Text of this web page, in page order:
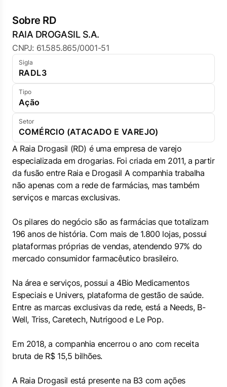
Sobre RD
RAIA DROGASIL S.A.
CNPJ: 61.585.865/0001-51
Sigla
RADL3
Tipo
Ação
Setor
COMÉRCIO (ATACADO E VAREJO)
A Raia Drogasil (RD) é uma empresa de varejo
especializada em drogarias. Foi criada em 2011, a partir
da fusão entre Raia e Drogasil A companhia trabalha
não apenas com a rede de farmácias, mas também
serviços e marcas exclusivas.
Os pilares do negócio são as farmácias que totalizam
196 anos de história. Com mais de 1.800 lojas, possui
plataformas próprias de vendas, atendendo 97% do
mercado consumidor farmacêutico brasileiro.
Na área e serviços, possui a 4Bio Medicamentos
Especiais e Univers, plataforma de gestão de saúde.
Entre as marcas exclusivas da rede, está a Needs, B-
Well, Triss, Caretech, Nutrigood e Le Pop.
Em 2018, a companhia encerrou o ano com receita
bruta de R$ 15,5 bilhões.
A Raia Drogasil está presente na B3 com ações